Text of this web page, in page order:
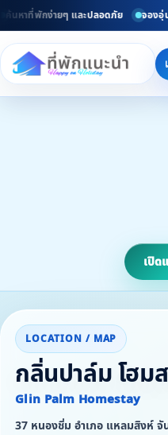
นหาที่พักง่ายๆ และปลอดภัย จองอุ่น
เปิด
LOCATION / MAP
กลิ่นปาล์ม โฮม
Glin Palm Homestay
37 หนองชิ่ม อำเภอ แหลมสิงห์ จั